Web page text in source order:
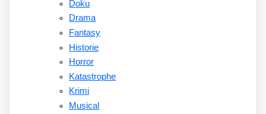
Doku
Drama
Fantasy
Historie
Horror
Katastrophe
Krimi
Musical